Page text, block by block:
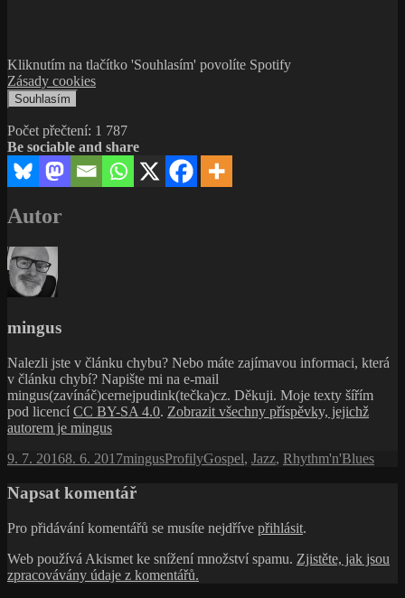
Kliknutím na tlačítko 'Souhlasím' povolíte Spotify
Zásady cookies
Souhlasím
Počet přečtení: 1 787
Be sociable and share
Autor
mingus
Nalezli jste v článku chybu? Nebo máte zajímavou informaci, která
v článku chybí? Napište mi na e-mail
mingus(zavínáč)cernejpudink(tečka)cz. Děkuji. Moje texty šířím
pod licencí CC BY-SA 4.0. Zobrazit všechny příspěvky, jejichž
autorem je mingus
Publikováno:
9. 7. 20168. 6. 2017Autor:
mingusRubriky:
ProfilyŠtítky:
Gospel, Jazz, Rhythm'n'Blues
Napsat komentář
Pro přidávání komentářů se musíte nejdříve přihlásit.
Web používá Akismet ke snížení množství spamu. Zjistěte, jak jsou
zpracovávány údaje z komentářů.